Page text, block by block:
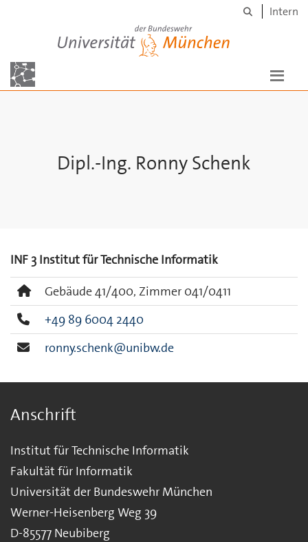
Universität der Bundeswehr München
Intern
Dipl.-Ing. Ronny Schenk
INF 3 Institut für Technische Informatik
Gebäude 41/400, Zimmer 041/0411
+49 89 6004 2440
ronny.schenk@unibw.de
Anschrift
Institut für Technische Informatik
Fakultät für Informatik
Universität der Bundeswehr München
Werner-Heisenberg Weg 39
D-85577 Neubiberg